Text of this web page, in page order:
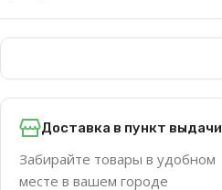
Доставка в пункт выдачи
Забирайте товары в удобном
месте в вашем городе